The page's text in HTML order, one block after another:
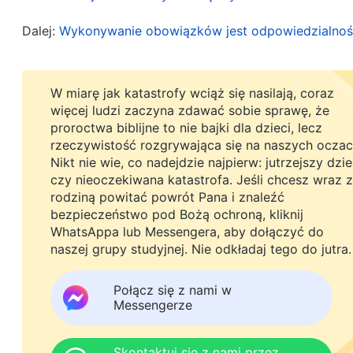
wiele słów Bożych i zrozumiałam nieco
jestem godna bycia człowiekiem? Nie mogę
Następnie w duchu gorąco pomodliłam się do
zastosowałam mądry wybieg i powiedziałam
to, mój mąż nic nie powiedział. Poprosił mnie
jakby ogromny ciężar spadł mi z serca. Aby nie
swojemu mężowi. Przygotowywałam jego
był niezadowolony. Kilka dni po jego powrocie
kaszel, a całe moje ciało było obolałe i słabe.
mężowi. Martwiłam się, że z czasem nie
każdym kroku. Kiedy był szczęśliwy, byłam
zdenerwowana i niespokojna. Bałam się, że
było przepełnione niepokojem, obawami i
Dalej: Wykonywanie obowiązków jest
W miarę jak katastrofy wciąż się nasilają, coraz
więcej ludzi zaczyna zdawać sobie sprawę, że
proroctwa biblijne to nie bajki dla dzieci, lecz
rzeczywistość rozgrywająca się na naszych
Nikt nie wie, co nadejdzie najpierw: jutrzejszy
czy nieoczekiwana katastrofa. Jeśli chcesz wraz z
rodziną powitać powrót Pana i znaleźć
bezpieczeństwo pod Bożą ochroną, kliknij
WhatsAppa lub Messengera, aby dołączyć do
naszej grupy studyjnej. Nie odkładaj tego do jutra.
Połącz się z nami w
Messengerze